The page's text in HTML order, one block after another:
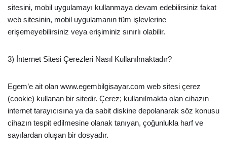
sitesini, mobil uygulamayı kullanmaya devam edebilirsiniz fakat
web sitesinin, mobil uygulamanın tüm işlevlerine
erişemeyebilirsiniz veya erişiminiz sınırlı olabilir.
3) İnternet Sitesi Çerezleri Nasıl Kullanılmaktadır?
Egem’e ait olan www.egembilgisayar.com web sitesi çerez
(cookie) kullanan bir sitedir. Çerez; kullanılmakta olan cihazın
internet tarayıcısına ya da sabit diskine depolanarak söz konusu
cihazın tespit edilmesine olanak tanıyan, çoğunlukla harf ve
sayılardan oluşan bir dosyadır.